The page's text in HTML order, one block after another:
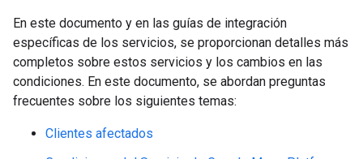
En este documento y en las guías de integración
específicas de los servicios, se proporcionan detalles más
completos sobre estos servicios y los cambios en las
condiciones. En este documento, se abordan preguntas
frecuentes sobre los siguientes temas:
Clientes afectados